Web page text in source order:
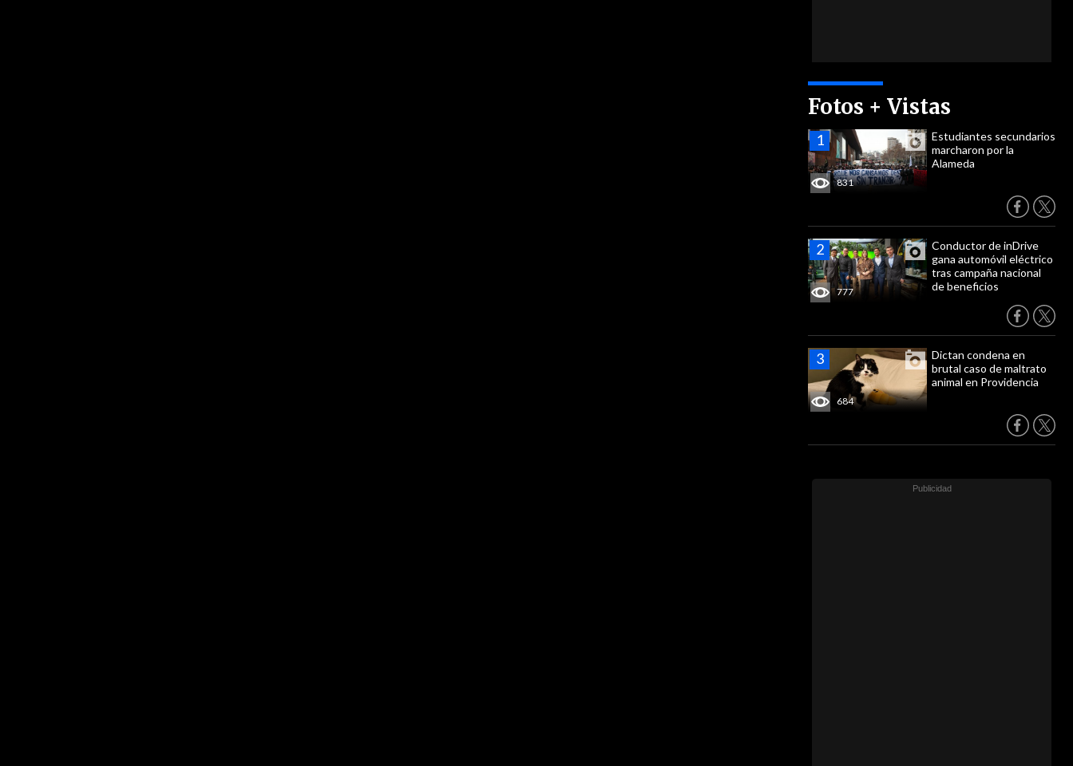
Fotos + Vistas
831
Estudiantes secundarios
marcharon por la
Alameda
777
Conductor de inDrive
gana automóvil eléctrico
tras campaña nacional
de beneficios
684
Dictan condena en
brutal caso de maltrato
animal en Providencia